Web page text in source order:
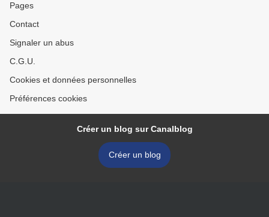
Pages
Contact
Signaler un abus
C.G.U.
Cookies et données personnelles
Préférences cookies
Créer un blog sur Canalblog
Créer un blog